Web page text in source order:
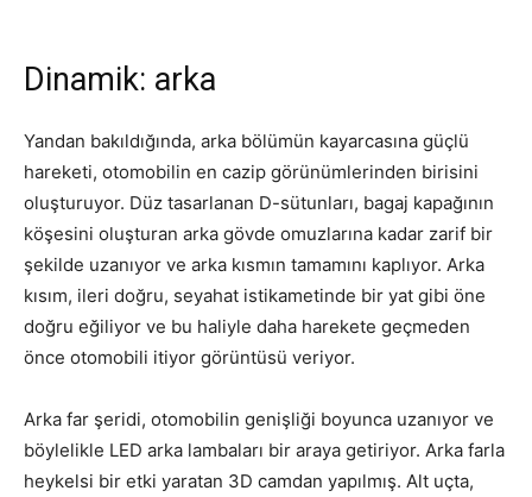
Dinamik: arka
Yandan bakıldığında, arka bölümün kayarcasına güçlü
hareketi, otomobilin en cazip görünümlerinden birisini
oluşturuyor. Düz tasarlanan D-sütunları, bagaj kapağının
köşesini oluşturan arka gövde omuzlarına kadar zarif bir
şekilde uzanıyor ve arka kısmın tamamını kaplıyor. Arka
kısım, ileri doğru, seyahat istikametinde bir yat gibi öne
doğru eğiliyor ve bu haliyle daha harekete geçmeden
önce otomobili itiyor görüntüsü veriyor.
Arka far şeridi, otomobilin genişliği boyunca uzanıyor ve
böylelikle LED arka lambaları bir araya getiriyor. Arka farla
heykelsi bir etki yaratan 3D camdan yapılmış. Alt uçta,